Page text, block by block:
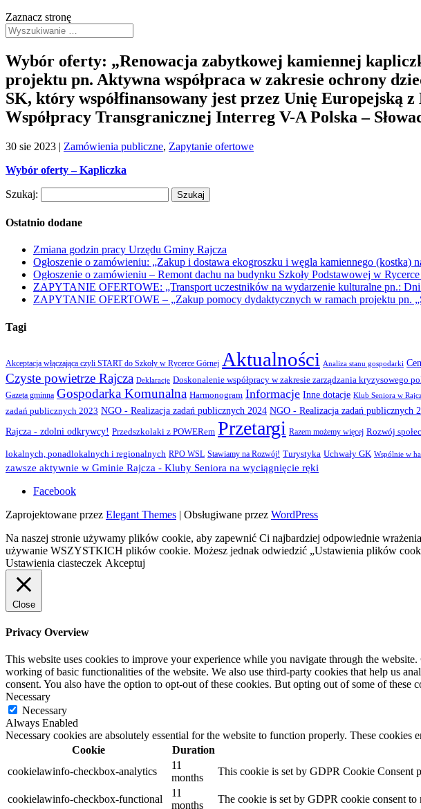
Zaznacz stronę
Wybór oferty: „Renowacja zabytkowej kamiennej
projektu pn. Aktywna współpraca w zakresie ochrony
SK, który współfinansowany jest przez Unię Europejską
Współpracy Transgranicznej Interreg V-A Polska –
30 sie 2023 | Zamówienia publiczne, Zapytanie ofertowe
Wybór oferty – Kapliczka
Szukaj:
Ostatnio dodane
Zmiana godzin pracy Urzędu Gminy Rajcza
Ogłoszenie o zamówieniu: „Zakup i dostawa ekogroszku i węgla kamiennego (kostka)
Ogłoszenie o zamówieniu – Remont dachu na budynku Szkoły Podstawowej w
ZAPYTANIE OFERTOWE: „Transport uczestników na wydarzenie kulturalne pn.:
ZAPYTANIE OFERTOWE – „Zakup pomocy dydaktycznych w ramach projektu pn.
Tagi
Akceptacja włączająca czyli START do Szkoły w Rycerce Górnej Aktualności Analiza stanu gospodarki
Czyste powietrze Rajcza Deklaracje Doskonalenie współpracy w zakresie zarządzania kryzysowego
Gazeta gminna Gospodarka Komunalna Harmonogram Informacje Inne dotacje Klub Seniora w
zadań publicznych 2023 NGO - Realizacja zadań publicznych 2024 NGO - Realizacja zadań publicznych
Rajcza - zdolni odkrywcy! Przedszkolaki z POWERem Przetargi Razem możemy więcej Rozwój
lokalnych, ponadlokalnych i regionalnych RPO WSL Stawiamy na Rozwój! Turystyka Uchwały GK Wspólnie w
zawsze aktywnie w Gminie Rajcza - Kluby Seniora na wyciągnięcie ręki
Facebook
Zaprojektowane przez Elegant Themes | Obsługiwane przez WordPress
Na naszej stronie używamy plików cookie, aby zapewnić Ci najbardziej odpowiednie
używanie WSZYSTKICH plików cookie. Możesz jednak odwiedzić „Ustawienia plików
Ustawienia ciasteczek Akceptuj
Close
Privacy Overview
This website uses cookies to improve your experience while you navigate through the
working of basic functionalities of the website. We also use third-party cookies that help us
consent. You also have the option to opt-out of these cookies. But opting out of some of these
Necessary
Necessary
Always Enabled
Necessary cookies are absolutely essential for the website to function properly. These
Cookie
Duration
cookielawinfo-checkbox-analytics
11
months
This cookie is set by GDPR Cookie Consent
cookielawinfo-checkbox-functional
11
months
The cookie is set by GDPR cookie consent